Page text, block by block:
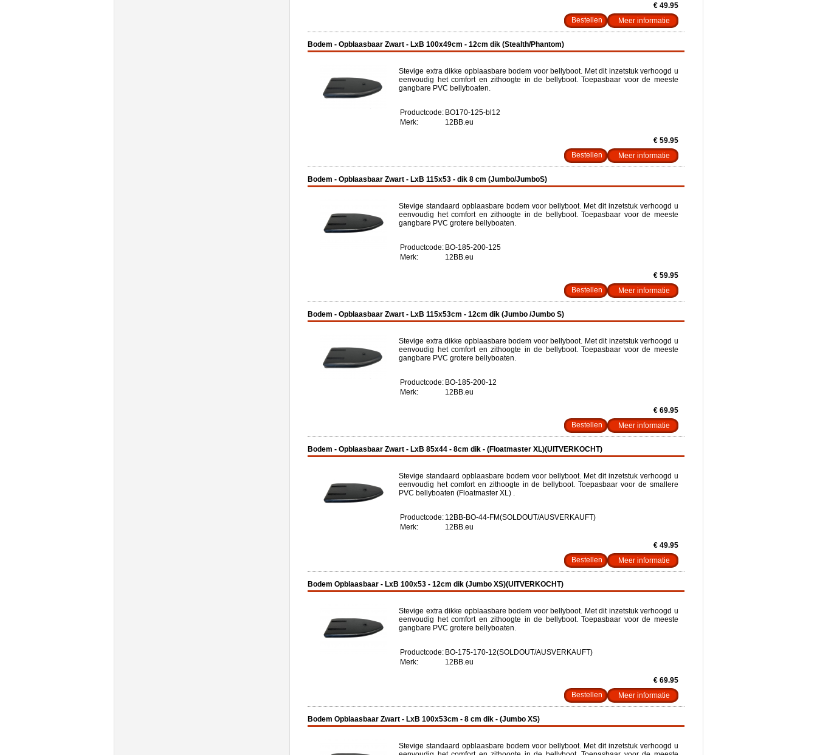
€ 49.95
Meer informatie
Bodem - Opblaasbaar Zwart - LxB 100x49cm - 12cm dik (Stealth/Phantom)
Stevige extra dikke opblaasbare bodem voor bellyboot. Met dit inzetstuk verhoogd u
eenvoudig het comfort en zithoogte in de bellyboot. Toepasbaar voor de meeste
gangbare PVC bellyboaten.
Productcode: BO170-125-bl12
Merk:
12BB.eu
€ 59.95
Meer informatie
Bodem - Opblaasbaar Zwart - LxB 115x53 - dik 8 cm (Jumbo/JumboS)
Stevige standaard opblaasbare bodem voor bellyboot. Met dit inzetstuk verhoogd u
eenvoudig het comfort en zithoogte in de bellyboot. Toepasbaar voor de meeste
gangbare PVC grotere bellyboaten.
Productcode: BO-185-200-125
Merk:
12BB.eu
€ 59.95
Meer informatie
Bodem - Opblaasbaar Zwart - LxB 115x53cm - 12cm dik (Jumbo /Jumbo S)
Stevige extra dikke opblaasbare bodem voor bellyboot. Met dit inzetstuk verhoogd u
eenvoudig het comfort en zithoogte in de bellyboot. Toepasbaar voor de meeste
gangbare PVC grotere bellyboaten.
Productcode: BO-185-200-12
Merk:
12BB.eu
€ 69.95
Meer informatie
Bodem - Opblaasbaar Zwart - LxB 85x44 - 8cm dik - (Floatmaster XL)(UITVERKOCHT)
Stevige standaard opblaasbare bodem voor bellyboot. Met dit inzetstuk verhoogd u
eenvoudig het comfort en zithoogte in de bellyboot. Toepasbaar voor de smallere
PVC bellyboaten (Floatmaster XL) .
Productcode: 12BB-BO-44-FM(SOLDOUT/AUSVERKAUFT)
Merk:
12BB.eu
€ 49.95
Meer informatie
Bodem Opblaasbaar - LxB 100x53 - 12cm dik (Jumbo XS)(UITVERKOCHT)
Stevige extra dikke opblaasbare bodem voor bellyboot. Met dit inzetstuk verhoogd u
eenvoudig het comfort en zithoogte in de bellyboot. Toepasbaar voor de meeste
gangbare PVC grotere bellyboaten.
Productcode: BO-175-170-12(SOLDOUT/AUSVERKAUFT)
Merk:
12BB.eu
€ 69.95
Meer informatie
Bodem Opblaasbaar Zwart - LxB 100x53cm - 8 cm dik - (Jumbo XS)
Stevige standaard opblaasbare bodem voor bellyboot. Met dit inzetstuk verhoogd u